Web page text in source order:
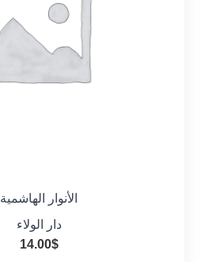
الأنوار الهاشمية
دار الولاء
14.00$